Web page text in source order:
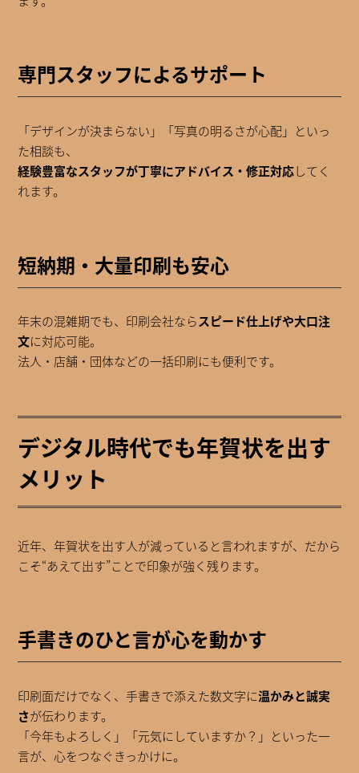
専門スタッフによるサポート
「デザインが決まらない」「写真の明るさが心配」といっ
た相談も、
経験豊富なスタッフが丁寧にアドバイス・修正対応してく
れます。
短納期・大量印刷も安心
年末の混雑期でも、印刷会社ならスピード仕上げや大口注
文に対応可能。
法人・店舗・団体などの一括印刷にも便利です。
デジタル時代でも年賀状を出す
メリット
近年、年賀状を出す人が減っていると言われますが、だから
こそ“あえて出す”ことで印象が強く残ります。
手書きのひと言が心を動かす
印刷面だけでなく、手書きで添えた数文字に温かみと誠実
さが伝わります。
「今年もよろしく」「元気にしていますか？」といった一
言が、心をつなぐきっかけに。